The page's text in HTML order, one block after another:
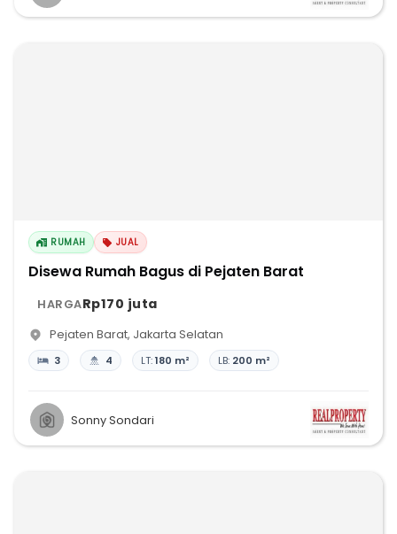
RUMAH JUAL
Disewa Rumah Bagus di Pejaten Barat
HARGARp170 juta
Pejaten Barat, Jakarta Selatan
3 4 LT:180 m² LB: 200 m²
Sonny Sondari